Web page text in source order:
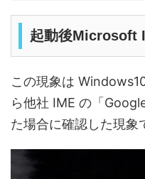
起動後Microsoft
この現象は
ら他社 IME の「
た場合に確認した現象